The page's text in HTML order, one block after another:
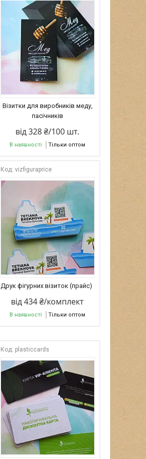
Візитки для виробників меду,
пасічників
від 328 ₴/100 шт.
В наявності Тільки оптом
vizfiguraprice
Друк фігурних візиток (прайс)
від 434 ₴/комплект
В наявності Тільки оптом
plasticcards